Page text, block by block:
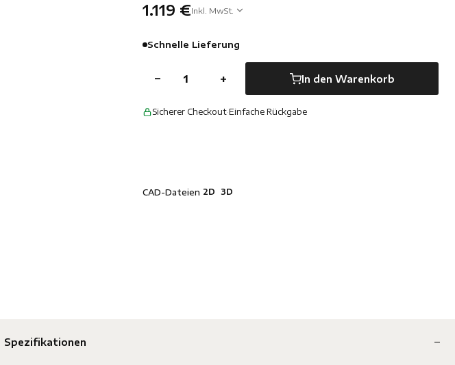
1.119 €Inkl. MwSt.
Schnelle Lieferung
− + In den Warenkorb
Sicherer Checkout·Einfache Rückgabe
CAD-Dateien 2D 3D
Spezifikationen